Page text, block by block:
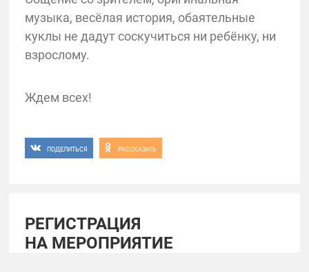
музыка, весёлая история, обаятельные
куклы не дадут соскучиться ни ребёнку, ни
взрослому.
Ждем всех!
ПОДЕЛИТЬСЯ РАССКАЗАТЬ
РЕГИСТРАЦИЯ
НА МЕРОПРИЯТИЕ